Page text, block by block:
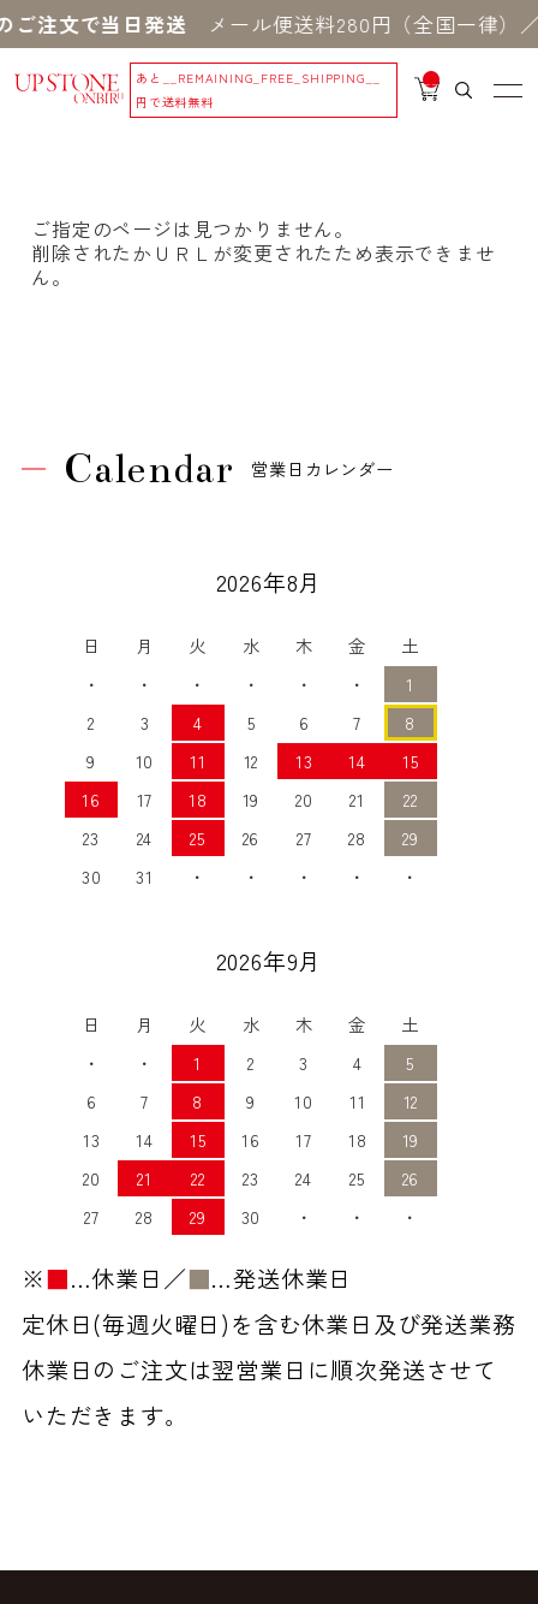
注文で当日発送メール便送料280円（全国一律）
あと
__REMAINING_FREE_SHIPPING__
円で送料無料
__
IT
ご指定のページは見つかりません。
削除されたかＵＲＬが変更されたため表示できませ
ん。
Calendar 営業日カレンダー
2026年8月
日 月 火 水 木 金
土
・
・ ・ ・ ・ ・
1
2
3 4 5 6 7
8
9
10 11 12 13 14
15
16
17 18 19 20 21
22
23
24 25 26 27 28
29
30
31 ・ ・ ・ ・ ・
2026年9月
日 月 火 水 木 金
土
・
・ 1 2 3 4
5
6
7 8 9 10 11
12
13
14 15 16 17 18
19
20
21 22 23 24 25
26
27
28 29 30 ・ ・ ・
※■…休業日／■…発送休業日
定休日(毎週火曜日)を含む休業日及び発送業務
休業日のご注文は翌営業日に順次発送させて
いただきます。